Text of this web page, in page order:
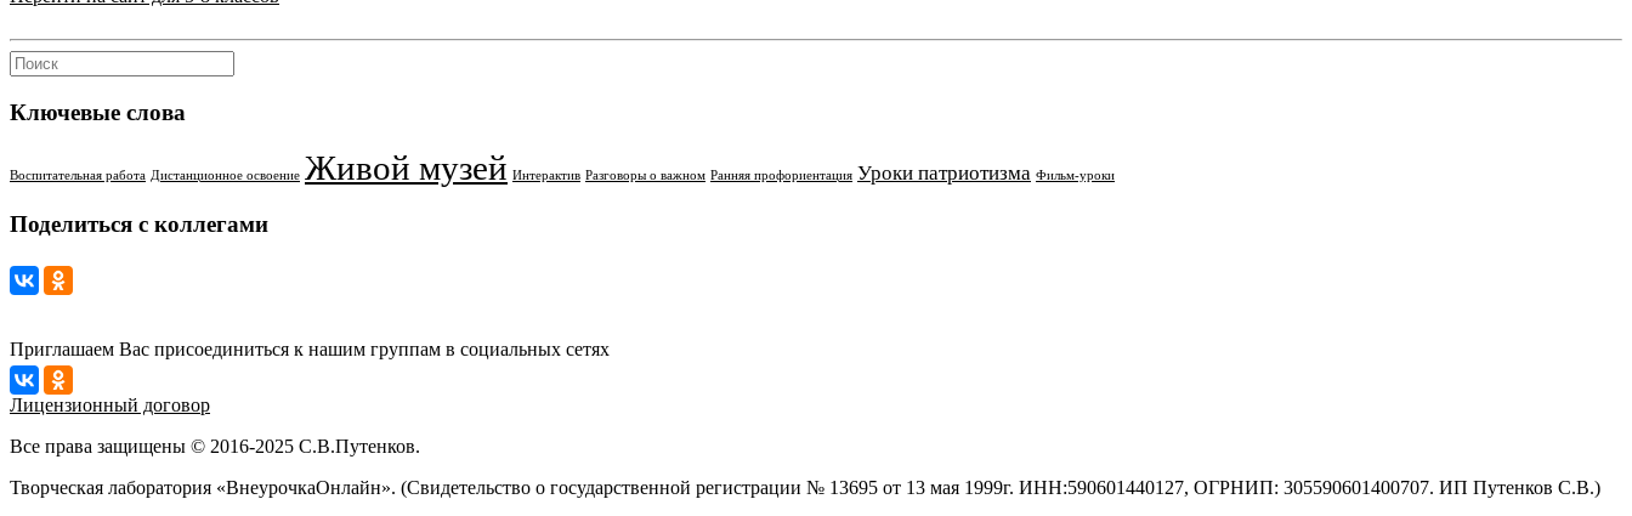
Ключевые слова
Воспитательная работа Дистанционное освоение Живой музей Интерактив Разговоры о важном Ранняя профориентация Уроки патриотизма Фильм-уроки
Поделиться с коллегами
Приглашаем Вас присоединиться к нашим группам в социальных сетях
Лицензионный договор
Все права защищены © 2016-2025 С.В.Путенков.
Творческая лаборатория «ВнеурочкаОнлайн». (Свидетельство о государственной регистрации № 13695 от 13 мая 1999г. ИНН:590601440127, ОГРНИП: 305590601400707. ИП Путенков С.В.)